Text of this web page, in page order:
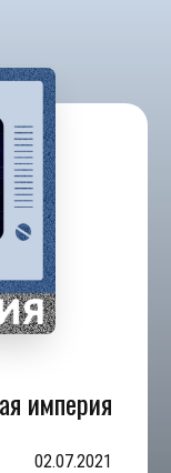
империя
02.07.2021